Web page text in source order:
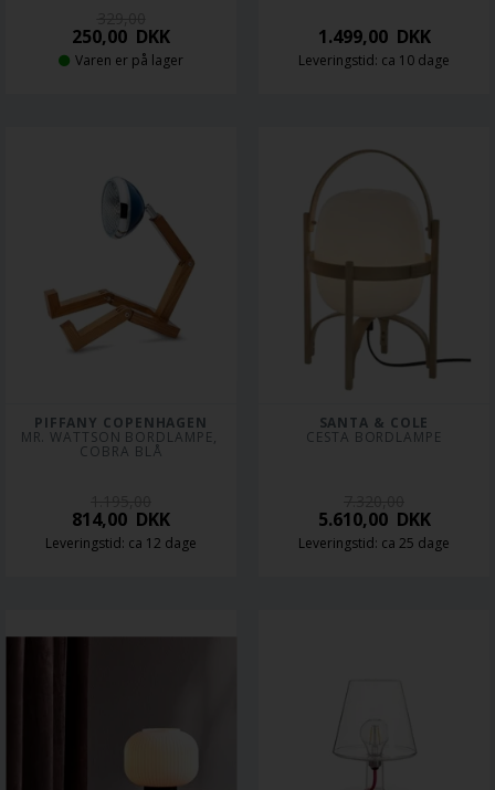
250,00 DKK
Varen er på lager
1.499,00DKK
Leveringstid: ca 10 dage
PIFFANY COPENHAGEN
MR. WATTSON BORDLAMPE,
COBRA BLÅ
814,00 DKK
Leveringstid: ca 12 dage
SANTA & COLE
CESTA BORDLAMPE
5.610,00DKK
Leveringstid: ca 25 dage